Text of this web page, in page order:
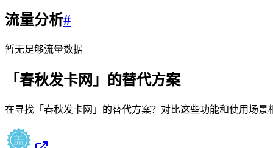
流量分析#
暂无足够流量数据
「春秋发卡网 」的替代方案
在寻找「 春秋发卡网 」的替代方案？对比这些功能和使用场景